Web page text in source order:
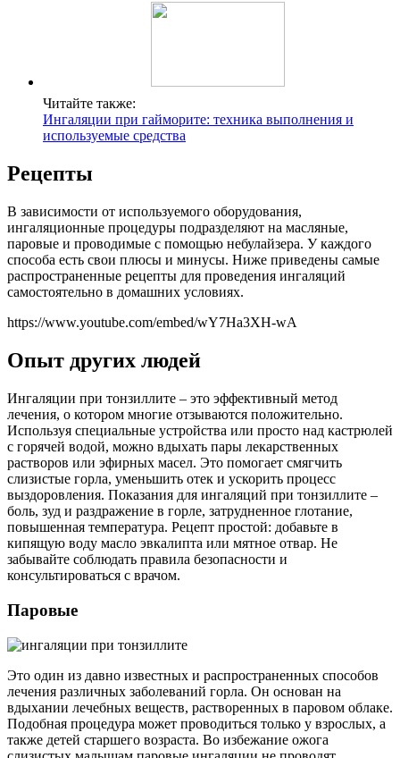
Читайте также:
Ингаляции при гайморите: техника выполнения и
используемые средства
Рецепты
В зависимости от используемого оборудования,
ингаляционные процедуры подразделяют на масляные,
паровые и проводимые с помощью небулайзера. У каждого
способа есть свои плюсы и минусы. Ниже приведены самые
распространенные рецепты для проведения ингаляций
самостоятельно в домашних условиях.
https://www.youtube.com/embed/wY7Ha3XH-wA
Опыт других людей
Ингаляции при тонзиллите – это эффективный метод
лечения, о котором многие отзываются положительно.
Используя специальные устройства или просто над кастрюлей
с горячей водой, можно вдыхать пары лекарственных
растворов или эфирных масел. Это помогает смягчить
слизистые горла, уменьшить отек и ускорить процесс
выздоровления. Показания для ингаляций при тонзиллите –
боль, зуд и раздражение в горле, затрудненное глотание,
повышенная температура. Рецепт простой: добавьте в
кипящую воду масло эвкалипта или мятное отвар. Не
забывайте соблюдать правила безопасности и
консультироваться с врачом.
Паровые
Это один из давно известных и распространенных способов
лечения различных заболеваний горла. Он основан на
вдыхании лечебных веществ, растворенных в паровом облаке.
Подобная процедура может проводиться только у взрослых, а
также детей старшего возраста. Во избежание ожога